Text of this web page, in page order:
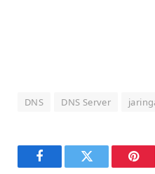
DNS DNS Server
FacebookTwitter